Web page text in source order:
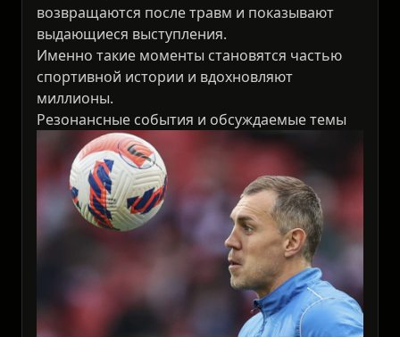
возвращаются после травм и показывают
выдающиеся выступления.
Именно такие моменты становятся частью
спортивной истории и вдохновляют
миллионы.
Резонансные события и обсуждаемые темы